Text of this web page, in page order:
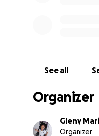
See all
Organizer
Gleny
Organizer